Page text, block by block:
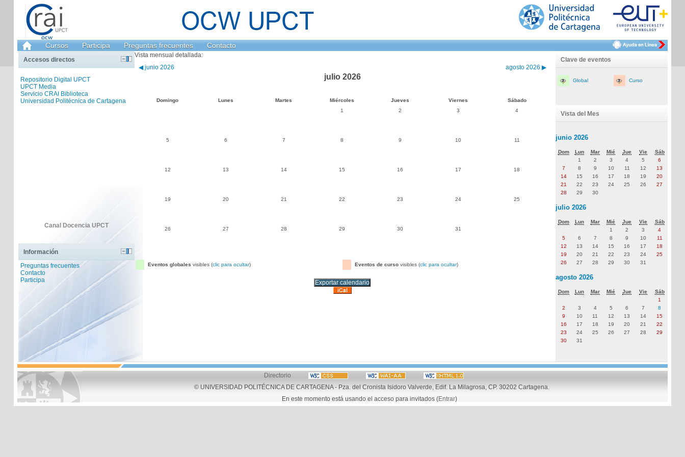
Cursos Participa Preguntas frecuentes Contacto
Vista mensual detallada:
◀ junio 2026
julio 2026
agosto 2026 ▶
Domingo Lunes Martes Miércoles Jueves Viernes
Sábado
1
2 3 4
5 6 7 8 9 10 11
12 13 14 15 16 17 18
19 20 21 22 23 24 25
26 27 28 29 30 31
Eventos globales visibles (clic para ocultar) Eventos de cursovisibles (clic para ocultar)
Accesos directos
Repositorio Digital UPCT
UPCT Media
Servicio CRAI Biblioteca
Universidad Politécnica de Cartagena
Canal Docencia UPCT
Información
Preguntas frecuentes
Contacto
Participa
Clave de eventos
Global Curso
Vista del Mes
junio 2026
Dom Lun Mar Mié Jue Vie
Sáb
1
2 3 4 5
6
7
8 9 10 11 12
13
14
15 16 17 18 19
20
21
22 23 24 25 26
27
28
29 30
julio 2026
Dom Lun Mar Mié Jue Vie
Sáb
1
2 3
4
5
6 7 8 9 10
11
12
13 14 15 16 17
18
19
20 21 22 23 24
25
26
27 28 29 30 31
agosto 2026
Dom Lun Mar Mié Jue Vie
Sáb
1
2
3 4 5 6 7
8
9
10 11 12 13 14
15
16
17 18 19 20 21
22
23
24 25 26 27 28
29
30
31
Directorio
© UNIVERSIDAD POLITÉCNICA DE CARTAGENA - Pza. del Cronista Isidoro Valverde, Edif. La Milagrosa, CP. 30202 Cartagena.
En este momento está usando el acceso para invitados (Entrar)